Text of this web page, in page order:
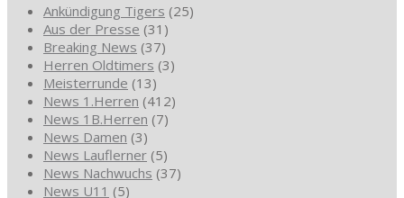
Ankündigung Tigers (25)
Aus der Presse (31)
Breaking News (37)
Herren Oldtimers (3)
Meisterrunde (13)
News 1.Herren (412)
News 1B.Herren (7)
News Damen (3)
News Lauflerner (5)
News Nachwuchs (37)
News U11 (5)